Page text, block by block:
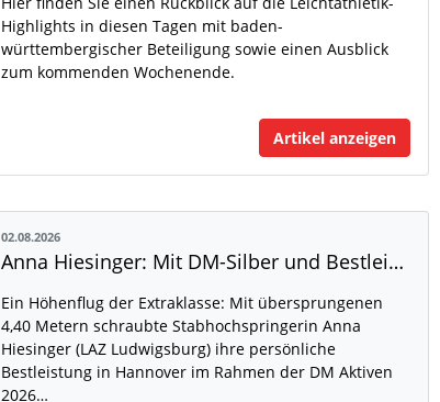
Highlights in diesen Tagen mit baden-
württembergischer Beteiligung sowie einen Ausblick
zum kommenden Wochenende.
Artikel anzeigen
02.08.2026
Anna Hiesinger: Mit DM-Silber und Bestleistung zur U20-WM
Ein Höhenflug der Extraklasse: Mit übersprungenen
4,40 Metern schraubte Stabhochspringerin Anna
Hiesinger (LAZ Ludwigsburg) ihre persönliche
Bestleistung in Hannover im Rahmen der DM Aktiven
2026…